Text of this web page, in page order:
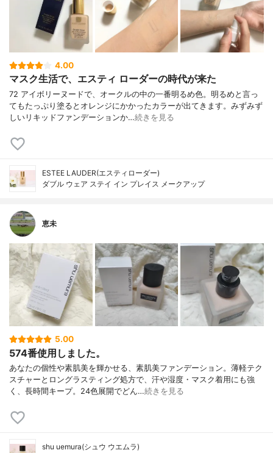
4.00
マスク生活で、エスティ ローダーの時代が来た
72 アイボリーヌードで、オークルの中の一番明るめ色。明るめと言っ
てもたっぷり塗るとオレンジにかかったカラーが出てきます。みずみず
しいリキッドファンデーションか…続きを見る
ESTEE LAUDER(エスティローダー)
ダブル ウェア ステイ イン プレイス メークアップ
恵未
5.00
574番使用しました。
あなたの個性や素肌美を輝かせる、素肌美ファンデーション。薄軽テク
スチャーとロングラスティング処方で、汗や湿度・マスク着用にも強
く、長時間キープ。24色展開でどん…続きを見る
shu uemura(シュウ ウエムラ)